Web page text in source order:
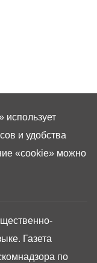
Газета
по
использует
и удобства
«cookie» можно